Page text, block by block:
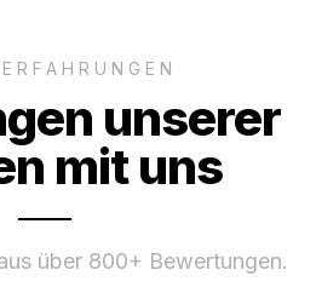
unserer
mit uns
über 800+ Bewertungen.